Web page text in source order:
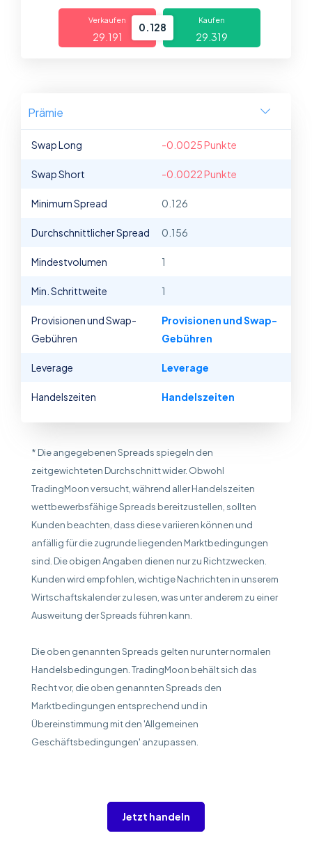
Verkaufen
29.191
0.128
Kaufen
29.319
Prämie
Swap Long -0.0025 Punkte
Swap Short -0.0022 Punkte
Minimum Spread 0.126
Durchschnittlicher Spread 0.156
Mindestvolumen 1
Min. Schrittweite 1
Provisionen und Swap-
Gebühren
Provisionen und Swap-
Gebühren
Leverage Leverage
Handelszeiten Handelszeiten
* Die angegebenen Spreads spiegeln den
zeitgewichteten Durchschnitt wider. Obwohl
TradingMoon versucht, während aller Handelszeiten
wettbewerbsfähige Spreads bereitzustellen, sollten
Kunden beachten, dass diese variieren können und
anfällig für die zugrunde liegenden Marktbedingungen
sind. Die obigen Angaben dienen nur zu Richtzwecken.
Kunden wird empfohlen, wichtige Nachrichten in unserem
Wirtschaftskalender zu lesen, was unter anderem zu einer
Ausweitung der Spreads führen kann.
Die oben genannten Spreads gelten nur unter normalen
Handelsbedingungen. TradingMoon behält sich das
Recht vor, die oben genannten Spreads den
Marktbedingungen entsprechend und in
Übereinstimmung mit den 'Allgemeinen
Geschäftsbedingungen' anzupassen.
Jetzt handeln